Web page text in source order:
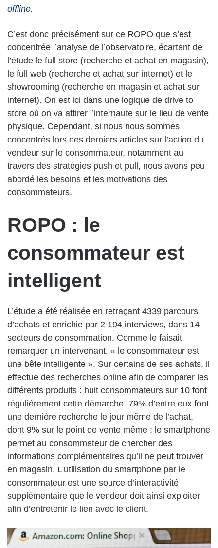
offline.
C’est donc précisément sur ce ROPO que s’est
concentrée l’analyse de l’observatoire, écartant de
l’étude le full store (recherche et achat en magasin),
le full web (recherche et achat sur internet) et le
showrooming (recherche en magasin et achat sur
internet). On est ici dans une logique de drive to
store où on va attirer l’internaute sur le lieu de vente
physique. Cependant, si nous nous sommes
concentrés lors des derniers articles sur l’action du
vendeur sur le consommateur, notamment au
travers des stratégies push et pull, nous avons peu
abordé les besoins et les motivations des
consommateurs.
ROPO : le
consommateur est
intelligent
L’étude a été réalisée en retraçant 4339 parcours
d’achats et enrichie par 2 194 interviews, dans 14
secteurs de consommation. Comme le faisait
remarquer un intervenant, « le consommateur est
une bête intelligente ». Sur certains de ses achats, il
effectue des recherches online afin de comparer les
différents produits : huit consommateurs sur 10 font
régulièrement cette démarche. 79% d’entre eux font
une dernière recherche le jour même de l’achat,
dont 9% sur le point de vente même : le smartphone
permet au consommateur de chercher des
informations complémentaires qu’il ne peut trouver
en magasin. L’utilisation du smartphone par le
consommateur est une source d’interactivité
supplémentaire que le vendeur doit ainsi exploiter
afin d’entretenir le lien avec le client.